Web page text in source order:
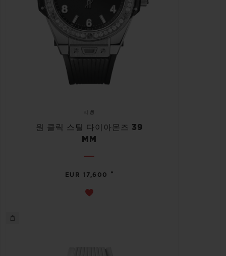
빅뱅
원 클릭 스틸 다이아몬즈 39
MM
EUR 17,600 •